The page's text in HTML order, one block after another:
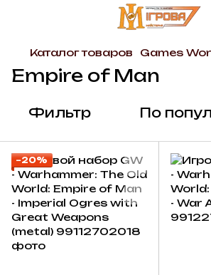
Каталог товаров Games
Empire of Man
Фильтр По
−20%